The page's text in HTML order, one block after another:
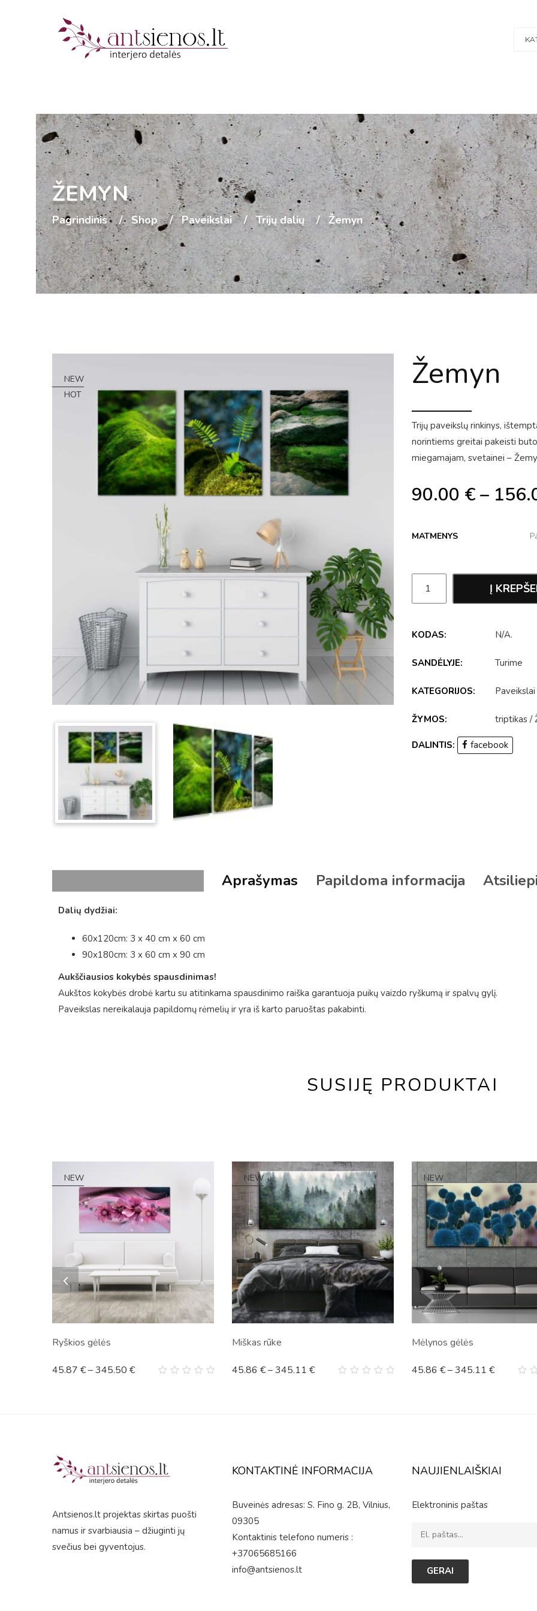
ŽEMYN
Pagrindinis Shop Paveikslai Trijų dalių Žemyn
NEW
HOT
Žemyn
Trijų paveikslų rinkinys,
norintiems greitai pakeisti
miegamajam, svetainei –
90.00 €–
MATMENYS
Į
KODAS: N/A.
SANDĖLYJE: Turime
KATEGORIJOS: Paveikslai
ŽYMOS: triptikas /
DALINTIS: facebook
Aprašymas Papildoma informacija
Dalių dydžiai:
60x120cm: 3 x 40 cm x 60 cm
90x180cm: 3 x 60 cm x 90 cm
Aukščiausios kokybės spausdinimas!
Aukštos kokybės drobė kartu su atitinkama spausdinimo raiška garantuoja puikų vaizdo ryškumą ir spalvų gylį.
Paveikslas nereikalauja papildomų rėmelių ir yra iš karto paruoštas pakabinti.
SUSIJĘ PRODUKTAI
NEW
Ryškios gėlės
45.87 €–345.50 €
NEW
Miškas rūke
45.86 €–345.11 €
NEW
Mėlynos gėlės
45.86 €–345.11 €
Antsienos.lt projektas skirtas puošti
namus ir svarbiausia – džiuginti jų
svečius bei gyventojus.
KONTAKTINĖ INFORMACIJA
Buveinės adresas: S. Fino g. 2B, Vilnius,
09305
Kontaktinis telefono numeris :
+37065685166
info@antsienos.lt
NAUJIENLAIŠKIAI
Elektroninis paštas